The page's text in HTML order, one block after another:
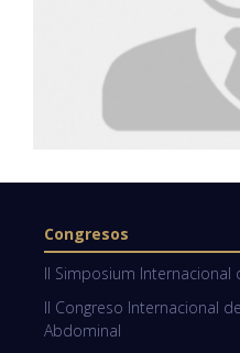
Congresos
II Simposium Internacional
II Congreso Internacional
Abdominal